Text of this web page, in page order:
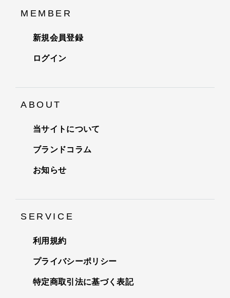
MEMBER
新規会員登録
ログイン
ABOUT
当サイトについて
ブランドコラム
お知らせ
SERVICE
利用規約
プライバシーポリシー
特定商取引法に基づく表記